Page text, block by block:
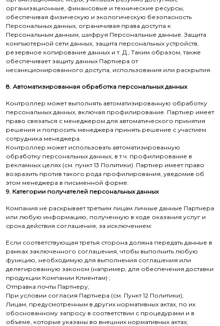
организационные, финансовые и технические ресурсы,
обеспечивая физическую и экологическую безопасность
Персональных данных, ограничивая права доступа к
Персональным данным, шифруя Персональные данные. Защита
компьютерной сети данных, защита персональных устройств,
резервное копирование данных и т. Д., Таким образом, также
обеспечивает защиту данных Партнера от
несанкционированного доступа, использования или раскрытия.
8. Автоматизированная обработка персональных данных
Контроллер может выполнять автоматизированную обработку
персональных данных, включая профилирование. Партнер имеет
право связаться с менеджером для автоматического принятия
решения и попросить менеджера принять решение с участием
сотрудника менеджера.
Контроллер может использовать автоматизированную
обработку персональных данных, в т.ч. профилирование в
рекламных целях (см. пункт 13 Политики). Партнер имеет право
возразить против такого рода профилирования, уведомив об
этом менеджера в письменной форме.
9. Категории получателей персональных данных
Компания не раскрывает третьим лицам личные данные Партнера
или любую информацию, полученную в ходе оказания услуг и
срока действия соглашения, за исключением:
Если соответствующая третья сторона должна передать данные в
рамках заключенного соглашения, чтобы выполнить любую
функцию, необходимую для выполнения соглашения или
делегированную законом (например, для обеспечения доставки
продукции Компании Клиентам) ;
Отправка почты Партнеру;
При условии согласия Партнера (см. Пункт 12 Политики);
Лицам, предусмотренным в других нормативных актах, по их
обоснованному запросу в соответствии с процедурами и в
объеме, которые указаны во внешних нормативных актах;